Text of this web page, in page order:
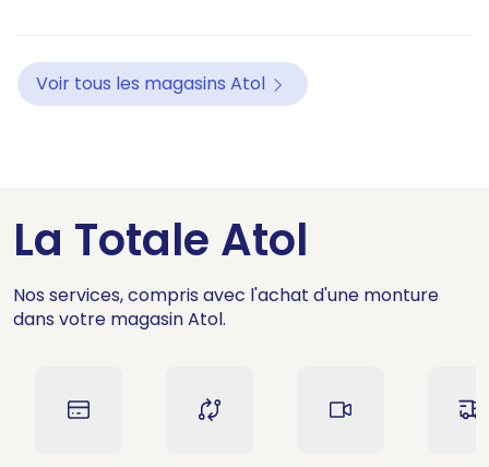
Voir tous les magasins Atol
La Totale Atol
Nos services, compris avec l'achat d'une monture
dans votre magasin Atol.